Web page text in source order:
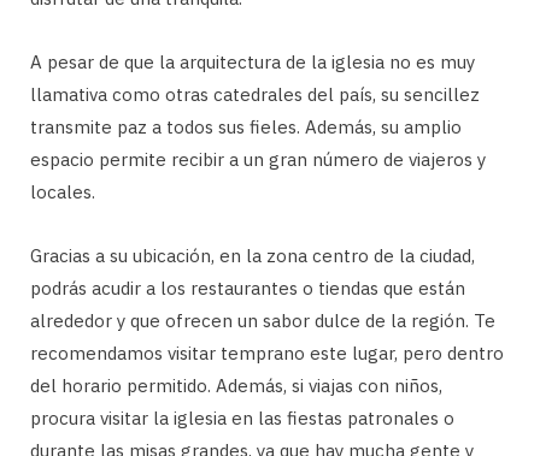
A pesar de que la arquitectura de la iglesia no es muy
llamativa como otras catedrales del país, su sencillez
transmite paz a todos sus fieles. Además, su amplio
espacio permite recibir a un gran número de viajeros y
locales.
Gracias a su ubicación, en la zona centro de la ciudad,
podrás acudir a los restaurantes o tiendas que están
alrededor y que ofrecen un sabor dulce de la región. Te
recomendamos visitar temprano este lugar, pero dentro
del horario permitido. Además, si viajas con niños,
procura visitar la iglesia en las fiestas patronales o
durante las misas grandes, ya que hay mucha gente y